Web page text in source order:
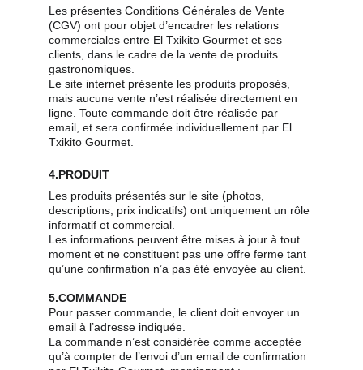
Les présentes Conditions Générales de Vente
(CGV) ont pour objet d’encadrer les relations
commerciales entre El Txikito Gourmet et ses
clients, dans le cadre de la vente de produits
gastronomiques.
Le site internet présente les produits proposés,
mais aucune vente n’est réalisée directement en
ligne. Toute commande doit être réalisée par
email, et sera confirmée individuellement par El
Txikito Gourmet.
4.PRODUIT
Les produits présentés sur le site (photos,
descriptions, prix indicatifs) ont uniquement un rôle
informatif et commercial.
Les informations peuvent être mises à jour à tout
moment et ne constituent pas une offre ferme tant
qu’une confirmation n’a pas été envoyée au client.
5.COMMANDE
Pour passer commande, le client doit envoyer un
email à l’adresse indiquée.
La commande n’est considérée comme acceptée
qu’à compter de l’envoi d’un email de confirmation